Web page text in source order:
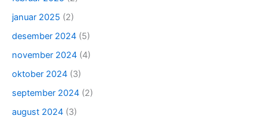
januar 2025 (2)
desember 2024 (5)
november 2024 (4)
oktober 2024 (3)
september 2024 (2)
august 2024 (3)